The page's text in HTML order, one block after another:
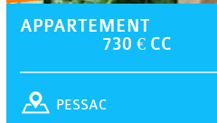
APPARTEMENT
730 € CC
PESSAC